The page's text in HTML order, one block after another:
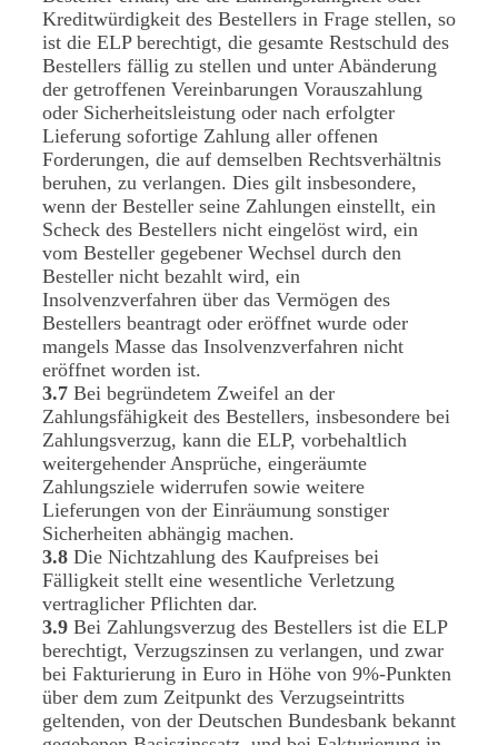
Kreditwürdigkeit des Bestellers in Frage stellen, so
ist die ELP berechtigt, die gesamte Restschuld des
Bestellers fällig zu stellen und unter Abänderung
der getroffenen Vereinbarungen Vorauszahlung
oder Sicherheitsleistung oder nach erfolgter
Lieferung sofortige Zahlung aller offenen
Forderungen, die auf demselben Rechtsverhältnis
beruhen, zu verlangen. Dies gilt insbesondere,
wenn der Besteller seine Zahlungen einstellt, ein
Scheck des Bestellers nicht eingelöst wird, ein
vom Besteller gegebener Wechsel durch den
Besteller nicht bezahlt wird, ein
Insolvenzverfahren über das Vermögen des
Bestellers beantragt oder eröffnet wurde oder
mangels Masse das Insolvenzverfahren nicht
eröffnet worden ist.
3.7 Bei begründetem Zweifel an der
Zahlungsfähigkeit des Bestellers, insbesondere bei
Zahlungsverzug, kann die ELP, vorbehaltlich
weitergehender Ansprüche, eingeräumte
Zahlungsziele widerrufen sowie weitere
Lieferungen von der Einräumung sonstiger
Sicherheiten abhängig machen.
3.8 Die Nichtzahlung des Kaufpreises bei
Fälligkeit stellt eine wesentliche Verletzung
vertraglicher Pflichten dar.
3.9 Bei Zahlungsverzug des Bestellers ist die ELP
berechtigt, Verzugszinsen zu verlangen, und zwar
bei Fakturierung in Euro in Höhe von 9%-Punkten
über dem zum Zeitpunkt des Verzugseintritts
geltenden, von der Deutschen Bundesbank bekannt